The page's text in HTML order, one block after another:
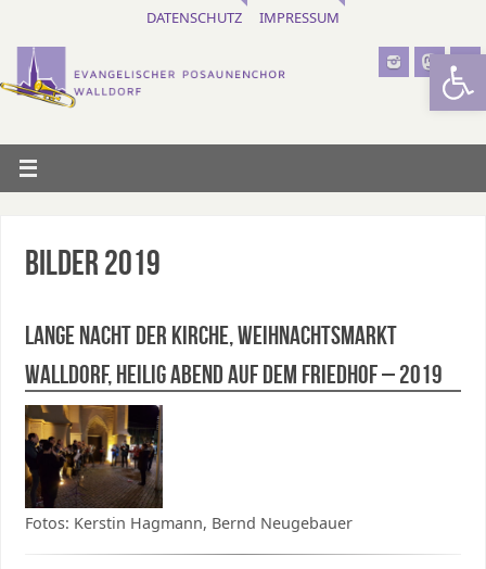
DATENSCHUTZ IMPRESSUM
BILDER 2019
Lange Nacht der Kirche, Weihnachtsmarkt
Walldorf, Heilig Abend auf dem Friedhof – 2019
Fotos: Kerstin Hagmann, Bernd Neugebauer